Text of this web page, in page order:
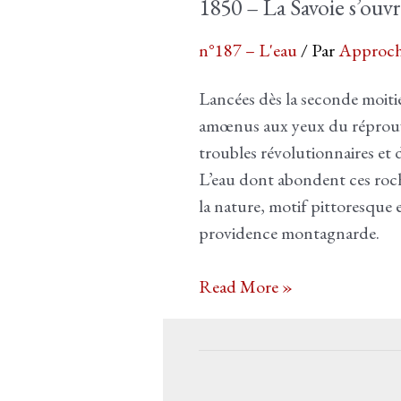
1850 – La Savoie
n°187 – L'eau/ Par
Lancées dès la seconde
amœnus aux yeux du
troubles révolutionnaires et
L’eau dont abondent ces
la nature, motif pittoresque
providence montagnarde.
1850
Read More »